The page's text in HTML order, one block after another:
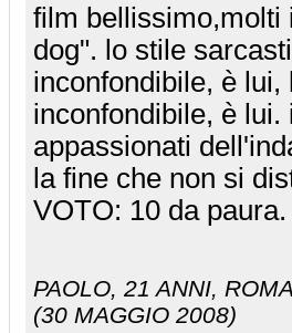
film bellissimo,molti
dog". lo stile
inconfondibile, è
inconfondibile, è
appassionati
la fine che non si
VOTO: 10 da paura.
PAOLO, 21 ANNI,
(30 MAGGIO 2008)